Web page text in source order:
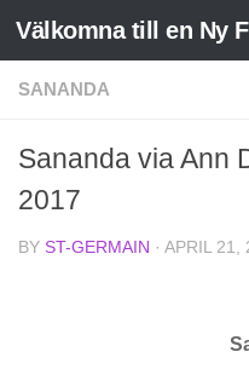
Skip to content
SANANDA
Sananda via Ann
2017
BY ST-GERMAIN · APRIL 21,